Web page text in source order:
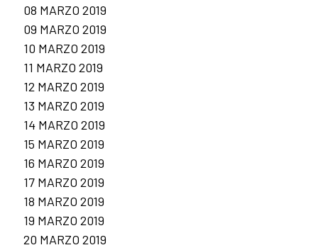
08 MARZO 2019
09 MARZO 2019
10 MARZO 2019
11 MARZO 2019
12 MARZO 2019
13 MARZO 2019
14 MARZO 2019
15 MARZO 2019
16 MARZO 2019
17 MARZO 2019
18 MARZO 2019
19 MARZO 2019
20 MARZO 2019